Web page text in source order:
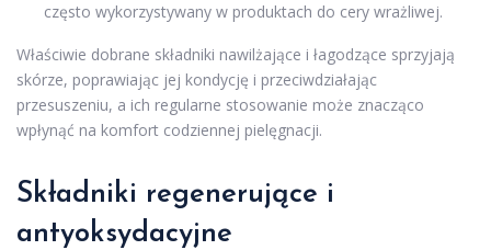
często wykorzystywany w produktach do cery wrażliwej.
Właściwie dobrane składniki nawilżające i łagodzące sprzyjają
skórze, poprawiając jej kondycję i przeciwdziałając
przesuszeniu, a ich regularne stosowanie może znacząco
wpłynąć na komfort codziennej pielęgnacji.
Składniki regenerujące i
antyoksydacyjne